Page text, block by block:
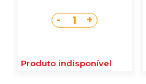
- 1 +
Produto indisponível